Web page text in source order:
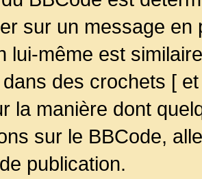
sur un message
lui-même est
des crochets [
la manière dont
sur le BBCode,
publication.